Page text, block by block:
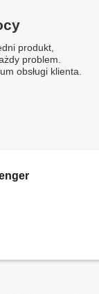
produkt,
problem.
obsługi klienta.